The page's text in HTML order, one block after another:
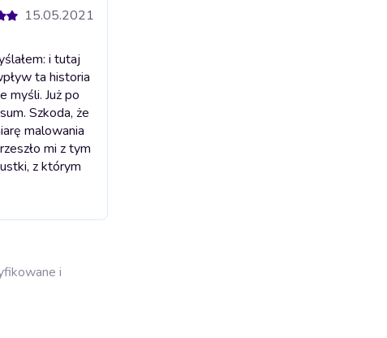
15.05.2021
i tutaj
ta historia
myśli. Już po
Szkoda, że
malowania
mi z tym
z którym
i